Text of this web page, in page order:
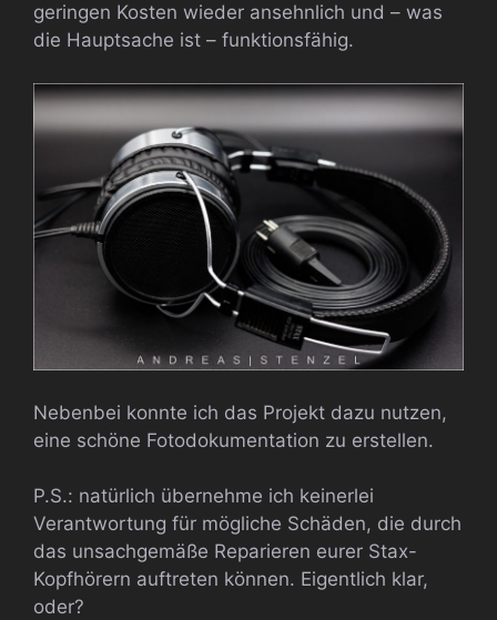
geringen Kosten wieder ansehnlich und – was
die Hauptsache ist – funktionsfähig.
Nebenbei konnte ich das Projekt dazu nutzen,
eine schöne Fotodokumentation zu erstellen.
P.S.: natürlich übernehme ich keinerlei
Verantwortung für mögliche Schäden, die durch
das unsachgemäße Reparieren eurer Stax-
Kopfhörern auftreten können. Eigentlich klar,
oder?